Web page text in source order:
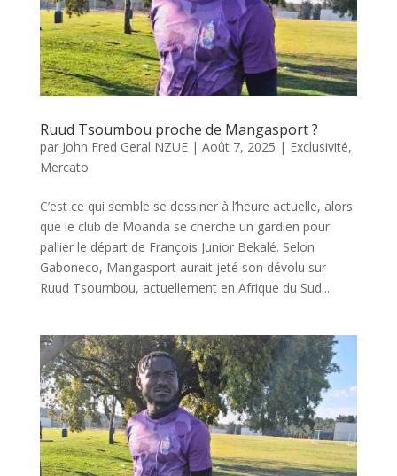
Ruud Tsoumbou proche de Mangasport ?
par John Fred Geral NZUE| Août 7, 2025 | Exclusivité,
Mercato
C’est ce qui semble se dessiner à l’heure actuelle, alors
que le club de Moanda se cherche un gardien pour
pallier le départ de François Junior Bekalé. Selon
Gaboneco, Mangasport aurait jeté son dévolu sur
Ruud Tsoumbou, actuellement en Afrique du Sud....